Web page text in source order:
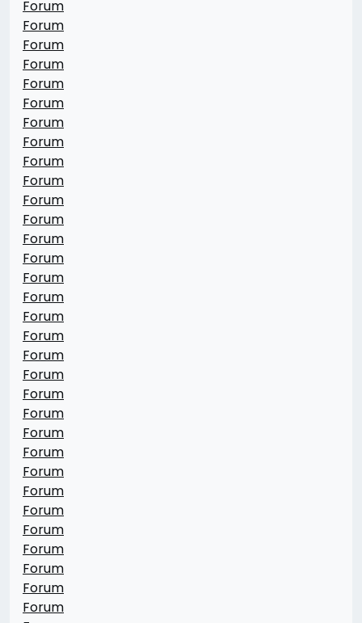
Forum
Forum
Forum
Forum
Forum
Forum
Forum
Forum
Forum
Forum
Forum
Forum
Forum
Forum
Forum
Forum
Forum
Forum
Forum
Forum
Forum
Forum
Forum
Forum
Forum
Forum
Forum
Forum
Forum
Forum
Forum
Forum